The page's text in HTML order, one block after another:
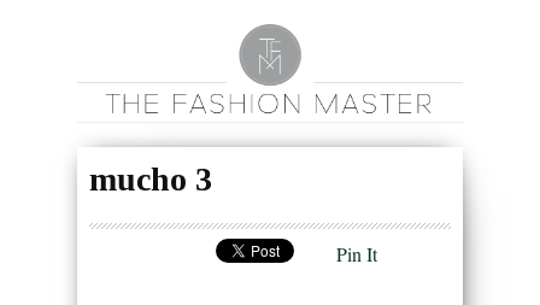
mucho 3
Pin It